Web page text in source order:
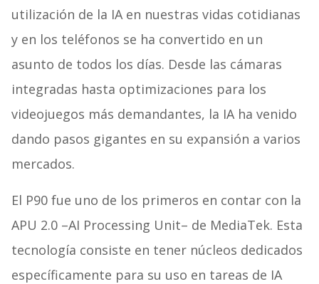
utilización de la IA en nuestras vidas cotidianas
y en los teléfonos se ha convertido en un
asunto de todos los días. Desde las cámaras
integradas hasta optimizaciones para los
videojuegos más demandantes, la IA ha venido
dando pasos gigantes en su expansión a varios
mercados.
El P90 fue uno de los primeros en contar con la
APU 2.0 –AI Processing Unit– de MediaTek. Esta
tecnología consiste en tener núcleos dedicados
específicamente para su uso en tareas de IA